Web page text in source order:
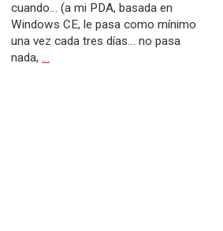
cuando… (a mi PDA, basada en
Windows CE, le pasa como mínimo
una vez cada tres días… no pasa
nada,…